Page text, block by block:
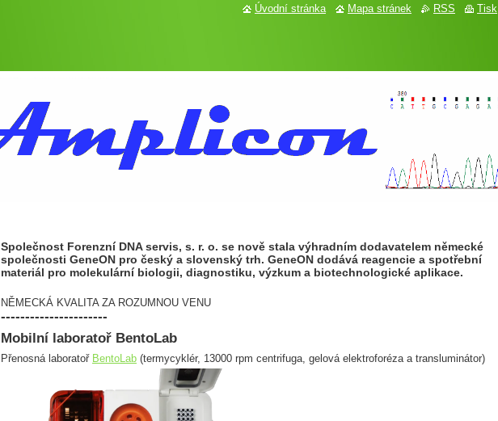
Společnost Forenzní DNA servis, s. r. o. se nově stala výhradním dodavatelem německé
společnosti GeneON pro český a slovenský trh. GeneON dodává reagencie a spotřební
materiál pro molekulární biologii, diagnostiku, výzkum a biotechnologické aplikace.
NĚMECKÁ KVALITA ZA ROZUMNOU VENU
----------------------
Mobilní laboratoř BentoLab
Přenosná laboratoř BentoLab (termycyklér, 13000 rpm centrifuga, gelová elektroforéza a transluminátor)
Úvodní stránka Mapa stránek RSS Tisk